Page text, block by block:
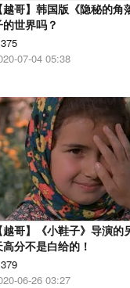
越哥】韩国版《隐秘的
的世界吗？
07-04 05:38
越哥】《小鞋子》导演
高分不是白给的！
06-26 03:27